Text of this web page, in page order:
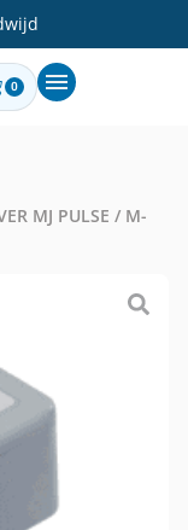
0
MJ PULSE / M-